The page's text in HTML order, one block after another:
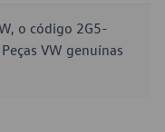
o código 2G5-
VW genuínas